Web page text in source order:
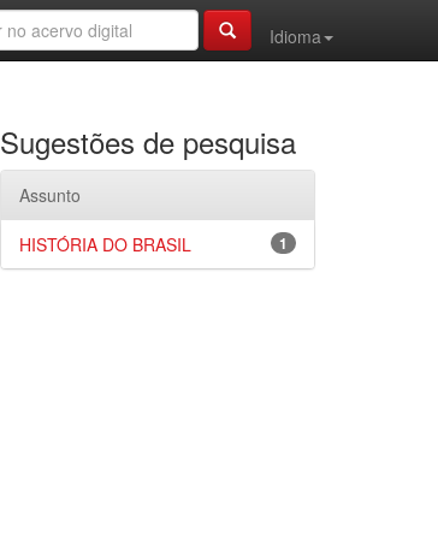
Idioma
Sugestões de pesquisa
Assunto
1
HISTÓRIA DO BRASIL